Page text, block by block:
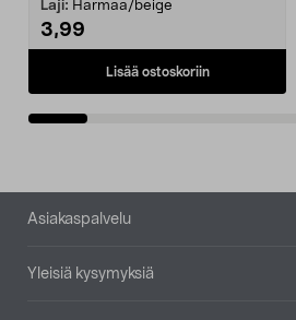
Laji: Harmaa/beige
3,99
Lisää ostoskoriin
Alatunniste
Asiakaspalvelu
Yleisiä kysymyksiä